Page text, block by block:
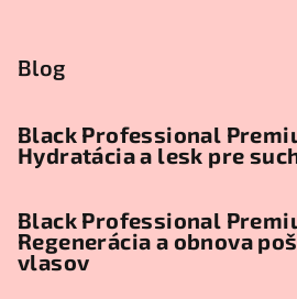
Blog
Black Professional
Hydratácia a lesk pre
Black Professional
Regenerácia a obnova
vlasov